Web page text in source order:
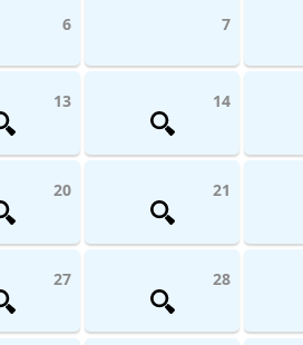
6 7
13 14
20 21
27 28